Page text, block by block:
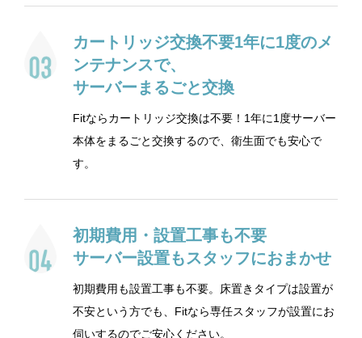
カートリッジ交換不要1年に1度のメ
ンテナンスで、
サーバーまるごと交換
Fitならカートリッジ交換は不要！1年に1度サーバー
本体をまるごと交換するので、衛生面でも安心で
す。
初期費用・設置工事も不要
サーバー設置もスタッフにおまかせ
初期費用も設置工事も不要。床置きタイプは設置が
不安という方でも、Fitなら専任スタッフが設置にお
伺いするのでご安心ください。